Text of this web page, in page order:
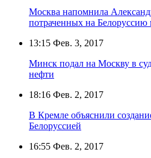
Москва напомнила
потраченных на Белоруссию
13:15 Фев. 3, 2017
Минск подал на Москву в
нефти
18:16 Фев. 2, 2017
В Кремле объяснили
Белоруссией
16:55 Фев. 2, 2017